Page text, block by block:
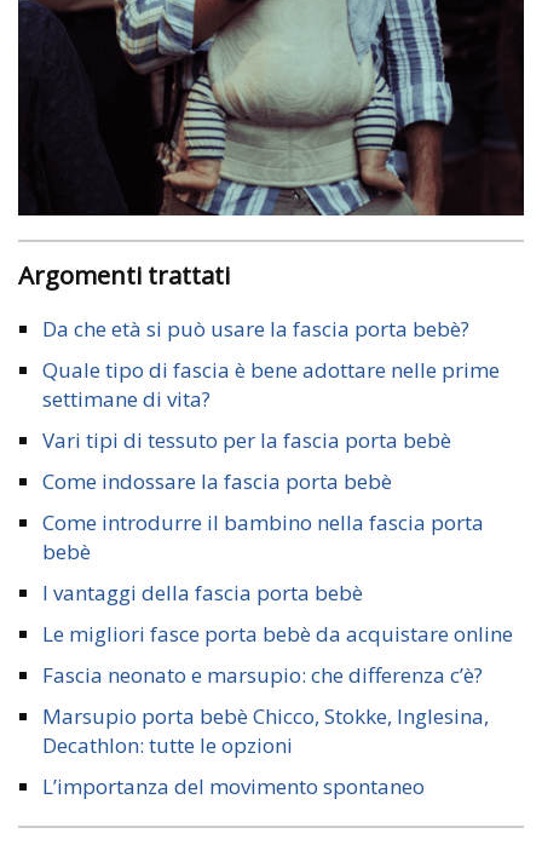
Argomenti trattati
Da che età si può usare la fascia porta bebè?
Quale tipo di fascia è bene adottare nelle prime
settimane di vita?
Vari tipi di tessuto per la fascia porta bebè
Come indossare la fascia porta bebè
Come introdurre il bambino nella fascia porta
bebè
I vantaggi della fascia porta bebè
Le migliori fasce porta bebè da acquistare online
Fascia neonato e marsupio: che differenza c’è?
Marsupio porta bebè Chicco, Stokke, Inglesina,
Decathlon: tutte le opzioni
L’importanza del movimento spontaneo